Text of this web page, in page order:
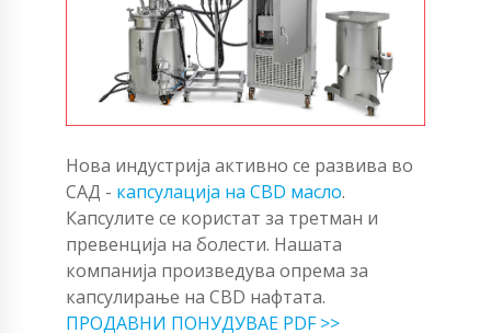
Нова индустрија активно се развива во
САД - капсулација на CBD масло.
Капсулите се користат за третман и
превенција на болести. Нашата
компанија произведува опрема за
капсулирање на CBD нафтата.
ПРОДАВНИ ПОНУДУВАЕ PDF >>